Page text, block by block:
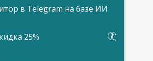
в Telegram на базе ИИ
25%